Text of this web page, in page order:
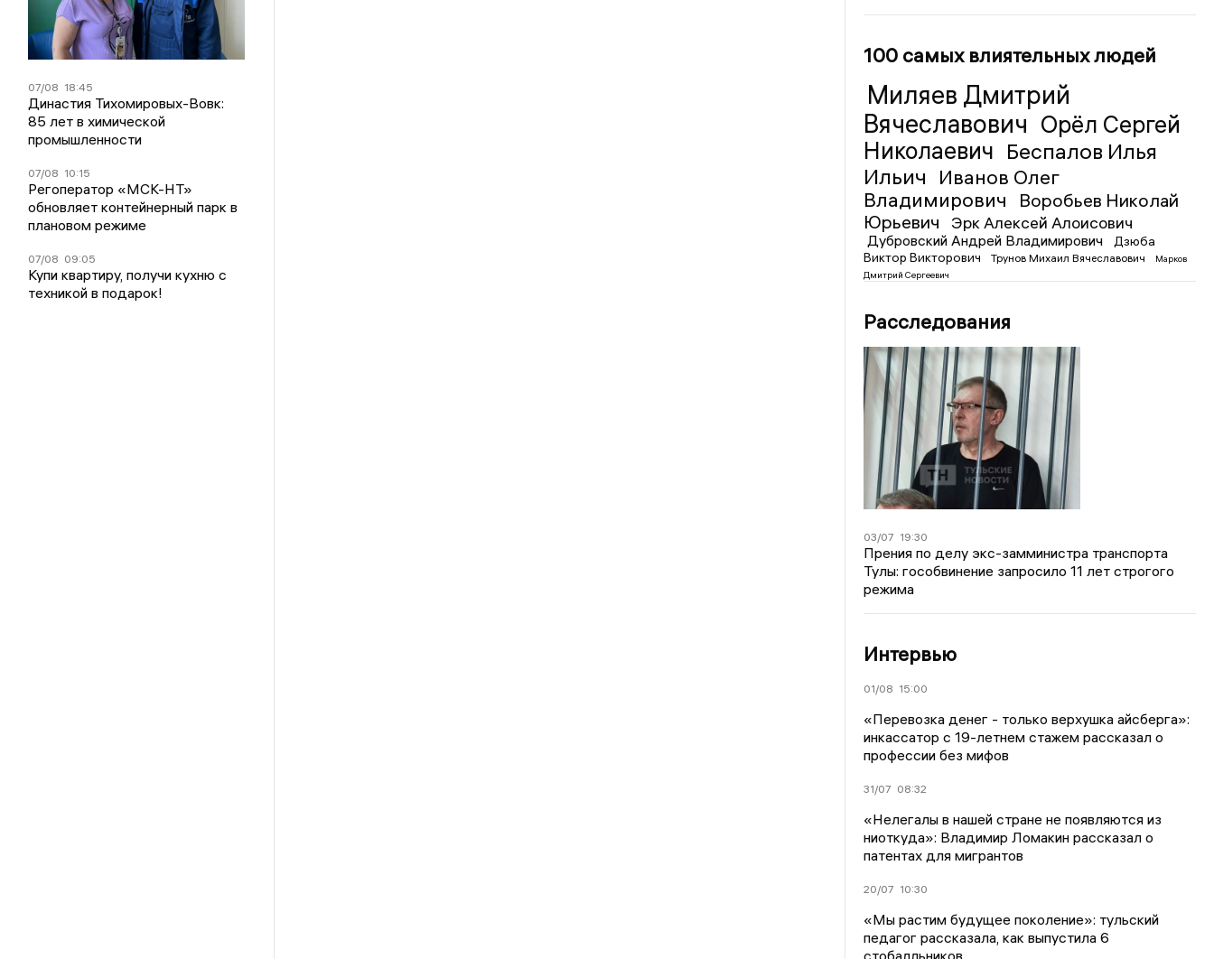
07/08 18:45
Династия Тихомировых-Вовк:
85 лет в химической
промышленности
07/08 10:15
Регоператор «МСК-НТ»
обновляет контейнерный парк в
плановом режиме
07/08 09:05
Купи квартиру, получи кухню с
техникой в подарок!
100 самых влиятельных людей
Миляев Дмитрий
Вячеславович Орёл Сергей
Николаевич Беспалов Илья
Ильич
Иванов Олег
Владимирович
Воробьев Николай
Юрьевич
Эрк Алексей Алоисович
Дубровский Андрей Владимирович
Дзюба
Виктор Викторович
Трунов Михаил Вячеславович
Марков
Дмитрий Сергеевич
Расследования
03/07 19:30
Прения по делу экс-замминистра транспорта
Тулы: гособвинение запросило 11 лет строгого
режима
Интервью
01/08 15:00
«Перевозка денег - только верхушка айсберга»:
инкассатор с 19-летнем стажем рассказал о
профессии без мифов
31/07 08:32
«Нелегалы в нашей стране не появляются из
ниоткуда»: Владимир Ломакин рассказал о
патентах для мигрантов
20/07 10:30
«Мы растим будущее поколение»: тульский
педагог рассказала, как выпустила 6
стобалльников